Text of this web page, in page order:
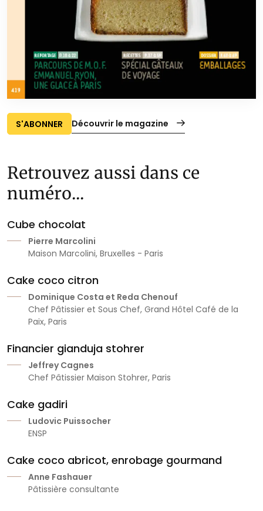
S'ABONNER Découvrir le magazine
Retrouvez aussi dans ce
numéro...
Cube chocolat
Pierre Marcolini
Maison Marcolini, Bruxelles - Paris
Cake coco citron
Dominique Costa et Reda Chenouf
Chef Pâtissier et Sous Chef, Grand Hôtel Café de la
Paix, Paris
Financier gianduja stohrer
Jeffrey Cagnes
Chef Pâtissier Maison Stohrer, Paris
Cake gadiri
Ludovic Puissocher
ENSP
Cake coco abricot, enrobage gourmand
Anne Fashauer
Pâtissière consultante